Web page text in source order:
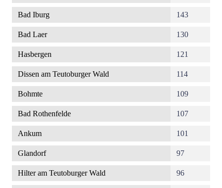
Bad Iburg 143
Bad Laer 130
Hasbergen 121
Dissen am Teutoburger Wald 114
Bohmte 109
Bad Rothenfelde 107
Ankum 101
Glandorf 97
Hilter am Teutoburger Wald 96